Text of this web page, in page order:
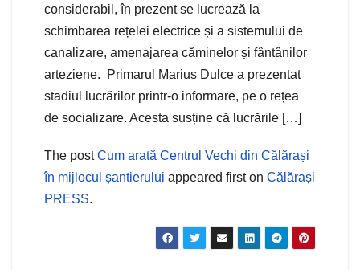
considerabil, în prezent se lucrează la
schimbarea rețelei electrice și a sistemului de
canalizare, amenajarea căminelor și fântânilor
arteziene. Primarul Marius Dulce a prezentat
stadiul lucrărilor printr-o informare, pe o rețea
de socializare. Acesta susține că lucrările […]
The postCum arată Centrul Vechi din Călărași
în mijlocul șantierului appeared first on Călărași
PRESS.